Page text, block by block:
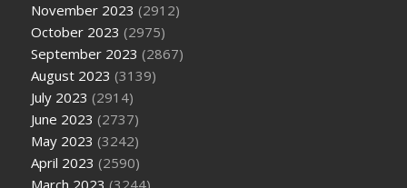
November 2023 (2912)
October 2023 (2975)
September 2023 (2867)
August 2023 (3139)
July 2023 (2914)
June 2023 (2737)
May 2023 (3242)
April 2023 (2590)